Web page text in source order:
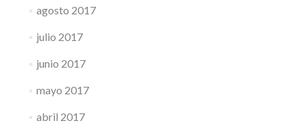
agosto 2017
julio 2017
junio 2017
mayo 2017
abril 2017